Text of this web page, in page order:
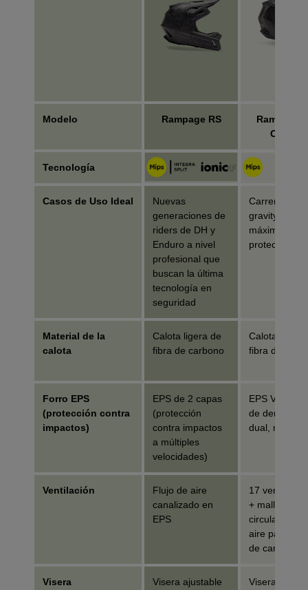
Modelo Rampage RS
Rampage
Carbon
Tecnología
Casos de Uso Ideal
Nuevas
generaciones de
riders de DH y
Enduro a nivel
profesional que
buscan la última
tecnología en
seguridad
Carreras de
gravity/
máxima
protección
Material de la
calota
Calota ligera de
fibra de carbono
Calota ligera
fibra de
Forro EPS
(protección contra
impactos)
EPS de 2 capas
(protección
contra impactos
a múltiples
velocidades)
EPS
de densidad
dual,
Ventilación
Flujo de aire
canalizado en
EPS
17
+ mallas,
circulación de
aire para
de carbono
Visera
Visera ajustable
Visera fija